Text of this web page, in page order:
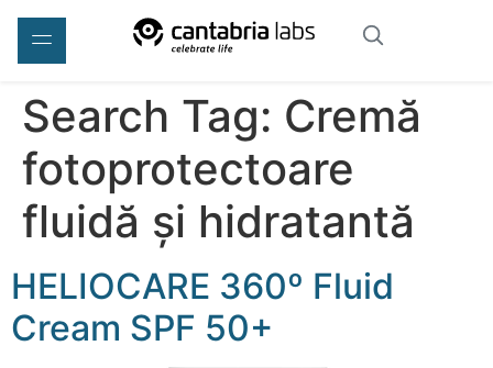
Search Tag: Cremă
fotoprotectoare
fluidă și hidratantă
HELIOCARE 360º Fluid
Cream SPF 50+